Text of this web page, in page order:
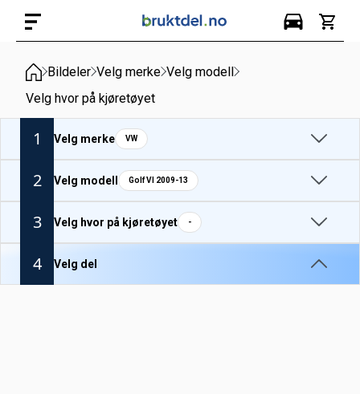
Bildeler Velg merke Velg modell
Velg hvor på kjøretøyet
1 Velg merke VW
2 Velg modell Golf VI 2009-13
3 Velg hvor på kjøretøyet -
4 Velg del